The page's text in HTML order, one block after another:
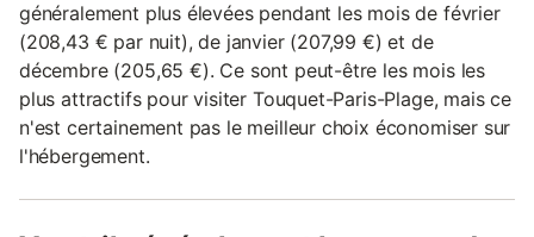
généralement plus élevées pendant les mois de février
(208,43 € par nuit), de janvier (207,99 €) et de
décembre (205,65 €). Ce sont peut-être les mois les
plus attractifs pour visiter Touquet-Paris-Plage, mais ce
n'est certainement pas le meilleur choix économiser sur
l'hébergement.